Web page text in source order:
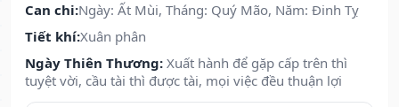
Can chi:Ngày: Ất Mùi, Tháng: Quý Mão, Năm: Đinh Tỵ
Tiết khí:Xuân phân
Ngày Thiên Thương: Xuất hành để gặp cấp trên thì
tuyệt vời, cầu tài thì được tài, mọi việc đều thuận lợi